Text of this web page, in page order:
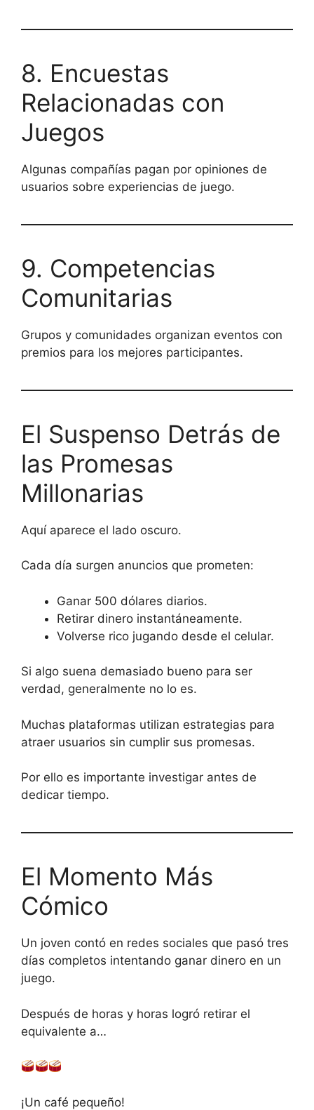
8. Encuestas
Relacionadas con
Juegos
Algunas compañías pagan por opiniones de
usuarios sobre experiencias de juego.
9. Competencias
Comunitarias
Grupos y comunidades organizan eventos con
premios para los mejores participantes.
El Suspenso Detrás de
las Promesas
Millonarias
Aquí aparece el lado oscuro.
Cada día surgen anuncios que prometen:
Ganar 500 dólares diarios.
Retirar dinero instantáneamente.
Volverse rico jugando desde el celular.
Si algo suena demasiado bueno para ser
verdad, generalmente no lo es.
Muchas plataformas utilizan estrategias para
atraer usuarios sin cumplir sus promesas.
Por ello es importante investigar antes de
dedicar tiempo.
El Momento Más
Cómico
Un joven contó en redes sociales que pasó tres
días completos intentando ganar dinero en un
juego.
Después de horas y horas logró retirar el
equivalente a…
¡Un café pequeño!